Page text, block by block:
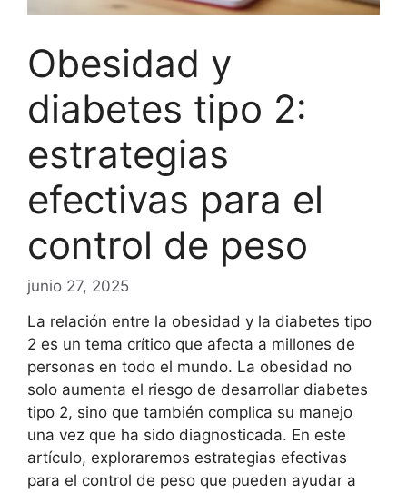
Obesidad y
diabetes tipo 2:
estrategias
efectivas para el
control de peso
junio 27, 2025
La relación entre la obesidad y la diabetes tipo
2 es un tema crítico que afecta a millones de
personas en todo el mundo. La obesidad no
solo aumenta el riesgo de desarrollar diabetes
tipo 2, sino que también complica su manejo
una vez que ha sido diagnosticada. En este
artículo, exploraremos estrategias efectivas
para el control de peso que pueden ayudar a